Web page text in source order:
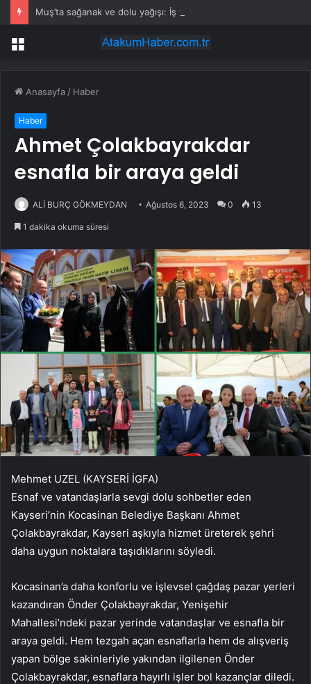
Muş’ta sağanak ve dolu yağışı: İş yerlerini su bastı
Menü
Anasayfa / Haber
Haber
Ahmet Çolakbayrakdar
esnafla bir araya geldi
ALİ BURÇ GÖKMEYDAN Ağustos 6, 2023 0 13
1 dakika okuma süresi
Mehmet UZEL (KAYSERİ İGFA)
Esnaf ve vatandaşlarla sevgi dolu sohbetler eden
Kayseri’nin Kocasinan Belediye Başkanı Ahmet
Çolakbayrakdar, Kayseri aşkıyla hizmet üreterek şehri
daha uygun noktalara taşıdıklarını söyledi.
Kocasinan’a daha konforlu ve işlevsel çağdaş pazar yerleri
kazandıran Önder Çolakbayrakdar, Yenişehir
Mahallesi’ndeki pazar yerinde vatandaşlar ve esnafla bir
araya geldi. Hem tezgah açan esnaflarla hem de alışveriş
yapan bölge sakinleriyle yakından ilgilenen Önder
Çolakbayrakdar, esnaflara hayırlı işler bol kazançlar diledi.